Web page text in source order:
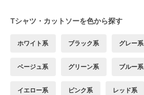
Tシャツ・カットソーを色から探す
ホワイト系 ブラック系 グレー系
ベージュ系 グリーン系 ブルー系
イエロー系 ピンク系 レッド系